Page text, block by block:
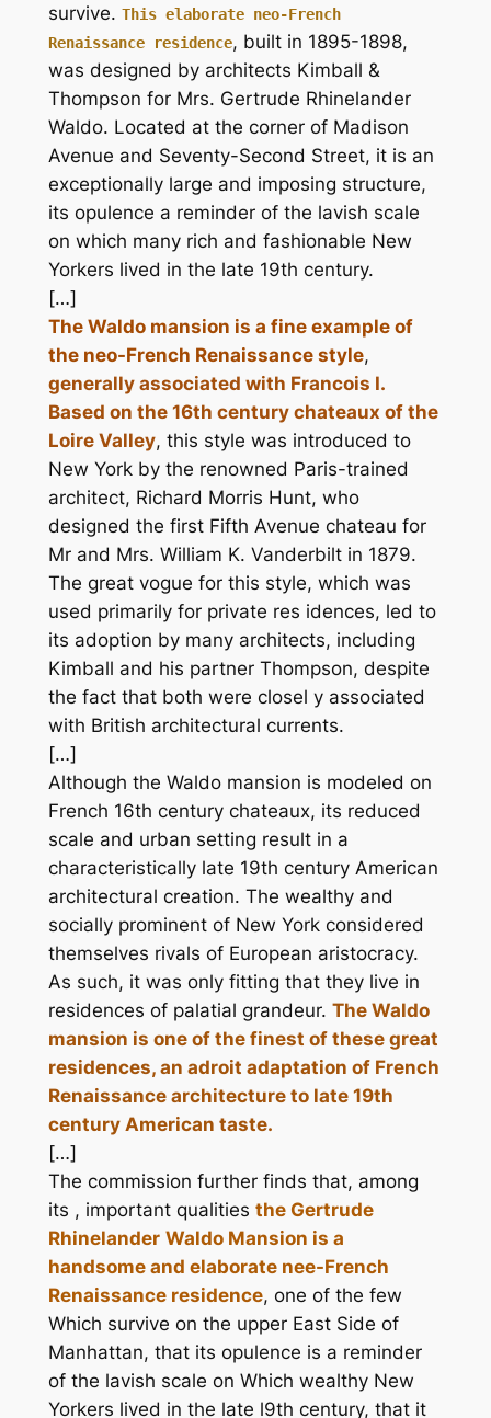
survive. This elaborate neo-French
Renaissance residence, built in 1895-1898,
was designed by architects Kimball &
Thompson for Mrs. Gertrude Rhinelander
Waldo. Located at the corner of Madison
Avenue and Seventy-Second Street, it is an
exceptionally large and imposing structure,
its opulence a reminder of the lavish scale
on which many rich and fashionable New
Yorkers lived in the late 19th century.
[…]
The Waldo mansion is a fine example of
the neo-French Renaissance style,
generally associated with Francois I.
Based on the 16th century chateaux of the
Loire Valley, this style was introduced to
New York by the renowned Paris-trained
architect, Richard Morris Hunt, who
designed the first Fifth Avenue chateau for
Mr and Mrs. William K. Vanderbilt in 1879.
The great vogue for this style, which was
used primarily for private res idences, led to
its adoption by many architects, including
Kimball and his partner Thompson, despite
the fact that both were closel y associated
with British architectural currents.
[…]
Although the Waldo mansion is modeled on
French 16th century chateaux, its reduced
scale and urban setting result in a
characteristically late 19th century American
architectural creation. The wealthy and
socially prominent of New York considered
themselves rivals of European aristocracy.
As such, it was only fitting that they live in
residences of palatial grandeur. The Waldo
mansion is one of the finest of these great
residences, an adroit adaptation of French
Renaissance architecture to late 19th
century American taste.
[…]
The commission further finds that, among
its , important qualities the Gertrude
Rhinelander Waldo Mansion is a
handsome and elaborate nee-French
Renaissance residence, one of the few
Which survive on the upper East Side of
Manhattan, that its opulence is a reminder
of the lavish scale on Which wealthy New
Yorkers lived in the late l9th century, that it